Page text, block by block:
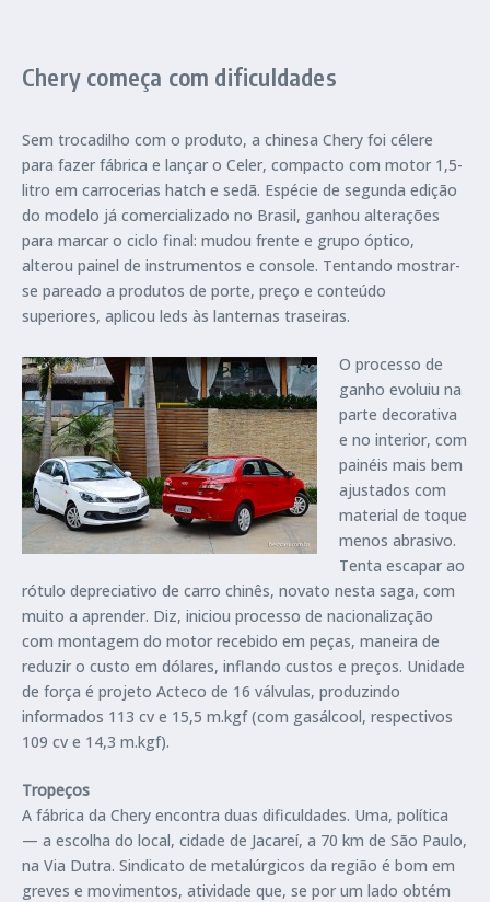
Chery começa com dificuldades
Sem trocadilho com o produto, a chinesa Chery foi célere
para fazer fábrica e lançar o Celer, compacto com motor 1,5-
litro em carrocerias hatch e sedã. Espécie de segunda edição
do modelo já comercializado no Brasil, ganhou alterações
para marcar o ciclo final: mudou frente e grupo óptico,
alterou painel de instrumentos e console. Tentando mostrar-
se pareado a produtos de porte, preço e conteúdo
superiores, aplicou leds às lanternas traseiras.
O processo de
ganho evoluiu na
parte decorativa
e no interior, com
painéis mais bem
ajustados com
material de toque
menos abrasivo.
Tenta escapar ao
rótulo depreciativo de carro chinês, novato nesta saga, com
muito a aprender. Diz, iniciou processo de nacionalização
com montagem do motor recebido em peças, maneira de
reduzir o custo em dólares, inflando custos e preços. Unidade
de força é projeto Acteco de 16 válvulas, produzindo
informados 113 cv e 15,5 m.kgf (com gasálcool, respectivos
109 cv e 14,3 m.kgf).
Tropeços
A fábrica da Chery encontra duas dificuldades. Uma, política
— a escolha do local, cidade de Jacareí, a 70 km de São Paulo,
na Via Dutra. Sindicato de metalúrgicos da região é bom em
greves e movimentos, atividade que, se por um lado obtém